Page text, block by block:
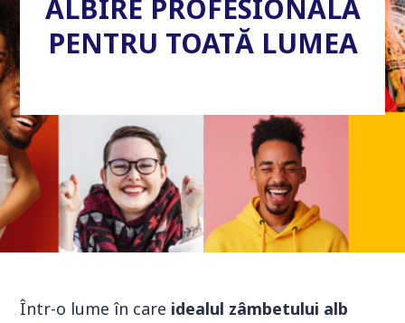
ALBIRE PROFESIONALĂ
PENTRU TOATĂ LUMEA
Într-o lume în care idealul zâmbetului alb